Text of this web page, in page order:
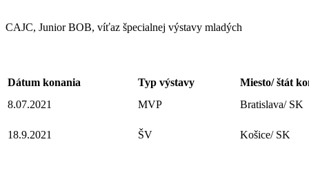
CAJC, Junior BOB, víťaz špecialnej výstavy mladých
Dátum konania Typ výstavy
Miesto/ štát
8.07.2021
MVP Bratislava/ SK
18.9.2021 ŠV Košice/ SK